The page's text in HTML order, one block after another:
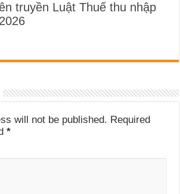
truyền Luật Thuế thu nhập
will not be published. Required
*